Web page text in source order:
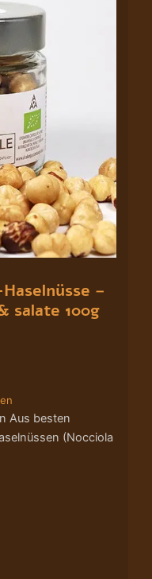
–
salate 100g
Aus besten
(Nocciola